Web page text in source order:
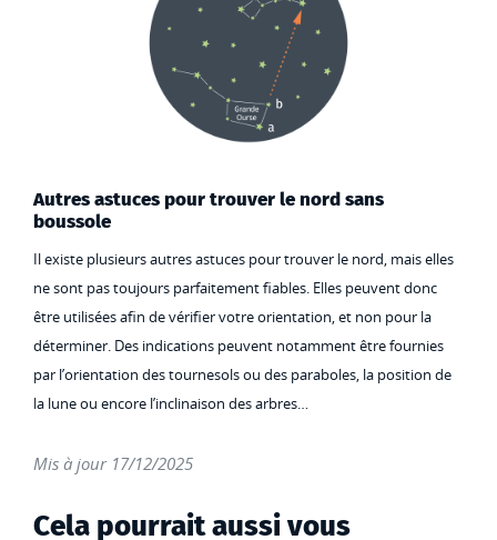
Autres astuces pour trouver le nord sans
boussole
Il existe plusieurs autres astuces pour trouver le nord, mais elles
ne sont pas toujours parfaitement fiables. Elles peuvent donc
être utilisées afin de vérifier votre orientation, et non pour la
déterminer. Des indications peuvent notamment être fournies
par l’orientation des tournesols ou des paraboles, la position de
la lune ou encore l’inclinaison des arbres…
Mis à jour 17/12/2025
Cela pourrait aussi vous